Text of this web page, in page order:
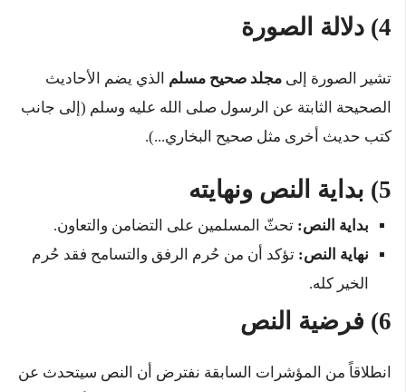
4) دلالة الصورة
تشير الصورة إلى مجلد صحيح مسلم الذي يضم الأحاديث
الصحيحة الثابتة عن الرسول صلى الله عليه وسلم (إلى جانب
كتب حديث أخرى مثل صحيح البخاري...).
5) بداية النص ونهايته
بداية النص: تحثّ المسلمين على التضامن والتعاون.
نهاية النص: تؤكد أن من حُرم الرفق والتسامح فقد حُرم
الخير كله.
6) فرضية النص
انطلاقاً من المؤشرات السابقة نفترض أن النص سيتحدث عن